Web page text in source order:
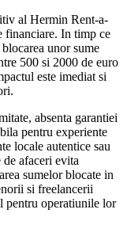
al Hermin Rent-a-
financiare. In timp ce
unor sume
500 si 2000 de euro
este imediat si
absenta garantiei
pentru experiente
locale autentice sau
afaceri evita
sumelor blocate in
si freelancerii
pentru operatiunile lor